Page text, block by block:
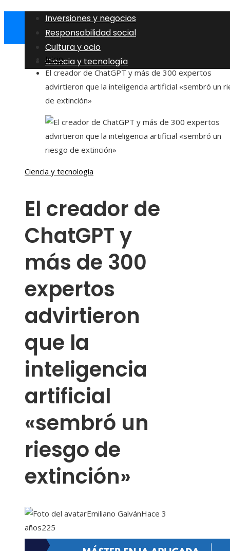
Inversiones y negocios
Responsabilidad social
Cultura y ocio
Ciencia y tecnología
Inicio
El creador de ChatGPT y más de 300 expertos
advirtieron que la inteligencia artificial «sembró un
de extinción»
Ciencia y tecnología
El creador de
ChatGPT y
más de 300
expertos
advirtieron
que la
inteligencia
artificial
«sembró un
riesgo de
extinción»
Emiliano GalvánHace 3
años225